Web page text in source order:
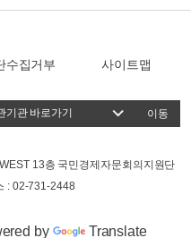
수집거부 사이트맵
이동
13층 국민경제자문회의지원단
: 02-731-2448
by Translate